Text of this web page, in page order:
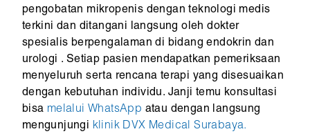
pengobatan mikropenis dengan teknologi medis
terkini dan ditangani langsung oleh dokter
spesialis berpengalaman di bidang endokrin dan
urologi . Setiap pasien mendapatkan pemeriksaan
menyeluruh serta rencana terapi yang disesuaikan
dengan kebutuhan individu. Janji temu konsultasi
bisa melalui WhatsApp atau dengan langsung
mengunjungi klinik DVX Medical Surabaya.